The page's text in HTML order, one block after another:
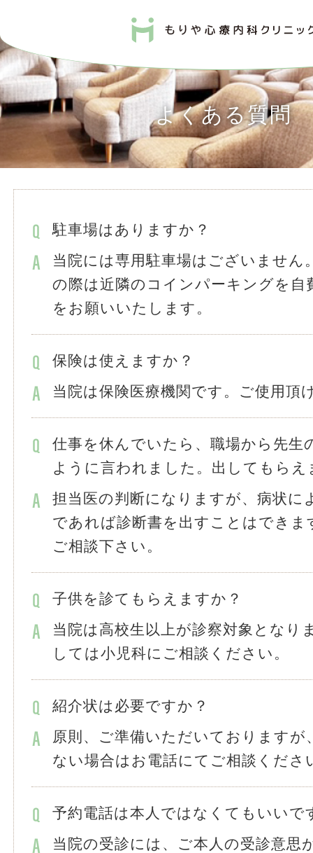
よくある質問
駐車場はありますか？
当院には専用駐車場はございません
の際は近隣のコインパーキングを自
をお願いいたします。
保険は使えますか？
当院は保険医療機関です。ご使用頂
仕事を休んでいたら、職場から先生
ように言われました。出してもらえ
担当医の判断になりますが、病状に
であれば診断書を出すことはできま
ご相談下さい。
子供を診てもらえますか？
当院は高校生以上が診察対象となり
しては小児科にご相談ください。
紹介状は必要ですか？
原則、ご準備いただいておりますが
ない場合はお電話にてご相談くださ
予約電話は本人ではなくてもいいで
当院の受診には、ご本人の受診意思